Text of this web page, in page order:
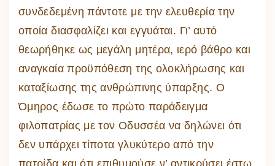
συνδεδεμένη πάντοτε με την ελευθερία την
οποία διασφαλίζει και εγγυάται. Γι’ αυτό
θεωρήθηκε ως μεγάλη μητέρα, ιερό βάθρο και
αναγκαία προϋπόθεση της ολοκλήρωσης και
καταξίωσης της ανθρώπινης ύπαρξης. Ο
Όμηρος έδωσε το πρώτο παράδειγμα
φιλοπατρίας με τον Οδυσσέα να δηλώνει ότι
δεν υπάρχει τίποτα γλυκύτερο από την